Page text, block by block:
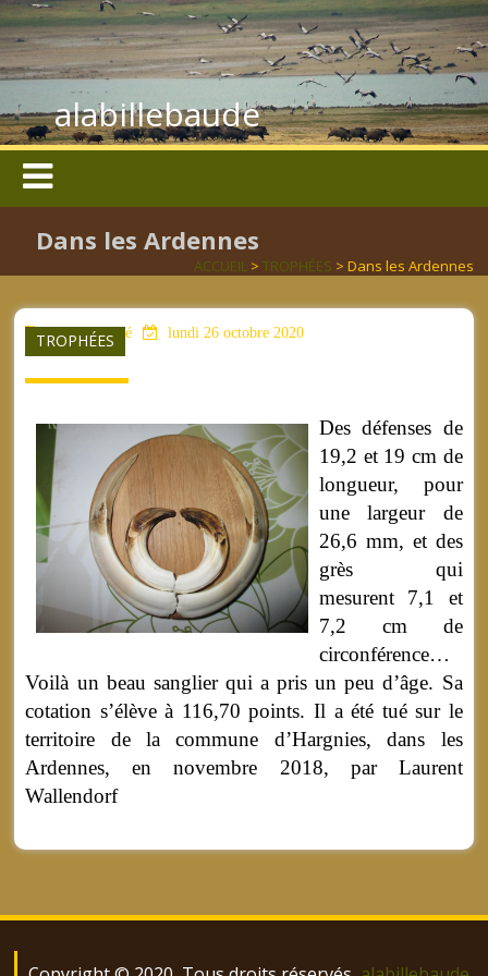
alabillebaude
Dans les Ardennes
ACCUEIL> TROPHÉES > Dans les Ardennes
TROPHÉES
aucun mot clé lundi 26 octobre 2020
Des défenses de
19,2 et 19 cm de
longueur, pour
une largeur de
26,6 mm, et des
grès qui
mesurent 7,1 et
7,2 cm de
circonférence…
Voilà un beau sanglier qui a pris un peu d’âge. Sa
cotation s’élève à 116,70 points. Il a été tué sur le
territoire de la commune d’Hargnies, dans les
Ardennes, en novembre 2018, par Laurent
Wallendorf